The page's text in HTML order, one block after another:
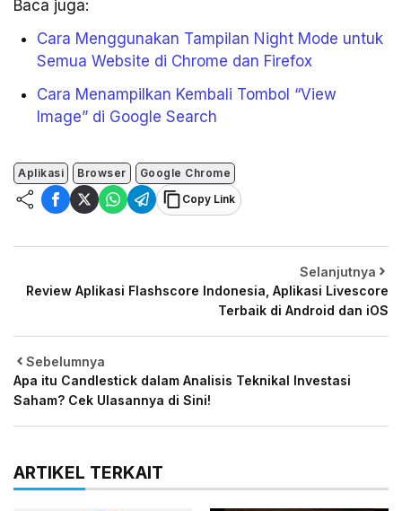
Baca juga:
Cara Menggunakan Tampilan Night Mode untuk
Semua Website di Chrome dan Firefox
Cara Menampilkan Kembali Tombol “View
Image” di Google Search
Aplikasi Browser
Google Chrome
Copy Link
Sebelumnya
Apa itu Candlestick dalam Analisis Teknikal Investasi
Saham? Cek Ulasannya di Sini!
Selanjutnya
Review Aplikasi Flashscore Indonesia, Aplikasi Livescore
Terbaik di Android dan iOS
ARTIKEL TERKAIT